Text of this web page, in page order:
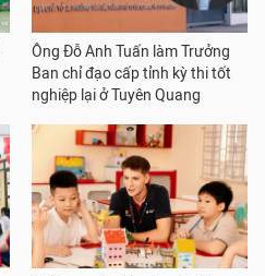
Ông Đỗ Anh Tuấn làm Trưởng
Ban chỉ đạo cấp tỉnh kỳ thi tốt
nghiệp lại ở Tuyên Quang